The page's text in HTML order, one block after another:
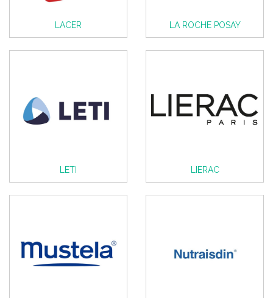
LACER LA ROCHE POSAY
LETI LIERAC